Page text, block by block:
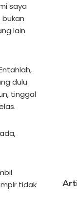
saya
lain
dulu
tinggal
tidak